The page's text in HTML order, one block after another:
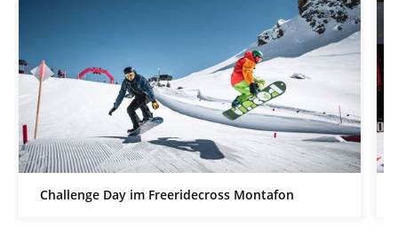
Challenge Day im Freeridecross Montafon